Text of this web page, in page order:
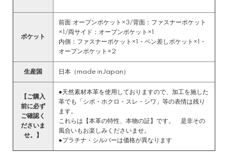
ポケット
前面:オープンポケット×3/背面：ファスナーポケット
×1/両サイド：オープンポケット×1
内側：ファスナーポケット×1・ペン差しポケット×1・
オープンポケット×2
生産国 日本（made inJapan）
【ご購入
前に必ず
ご確認く
ださいま
せ。】
●天然素材本革を使用しておりますので、加工を施した
革でも「シボ・ホクロ・スレ・シワ」等の表情は残り
ます。
これらは【本革の特性、本物の証】です。 是非その
風合いもお楽しみくださいませ。
●プラチナ・シルバーは価格が異なります